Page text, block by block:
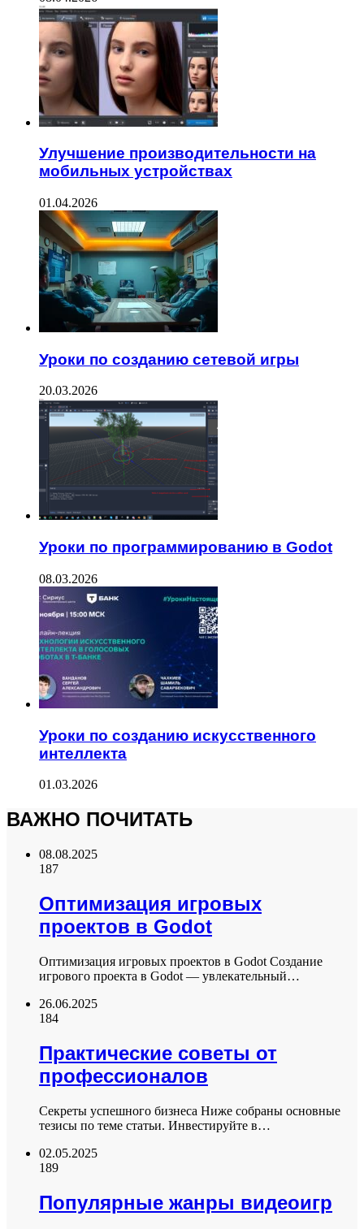
Улучшение производительности на
мобильных устройствах
01.04.2026
Уроки по созданию сетевой игры
20.03.2026
Уроки по программированию в Godot
08.03.2026
Уроки по созданию искусственного
интеллекта
01.03.2026
ВАЖНО ПОЧИТАТЬ
08.08.2025
187
Оптимизация игровых
проектов в Godot
Оптимизация игровых проектов в Godot Создание
игрового проекта в Godot — увлекательный…
26.06.2025
184
Практические советы от
профессионалов
Секреты успешного бизнеса Ниже собраны основные
тезисы по теме статьи. Инвестируйте в…
02.05.2025
189
Популярные жанры видеоигр